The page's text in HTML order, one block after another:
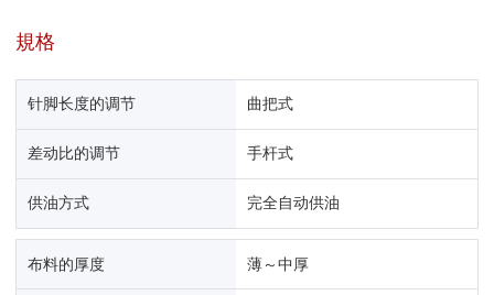
規格
针脚长度的调节 曲把式
差动比的调节 手杆式
供油方式 完全自动供油
布料的厚度 薄～中厚